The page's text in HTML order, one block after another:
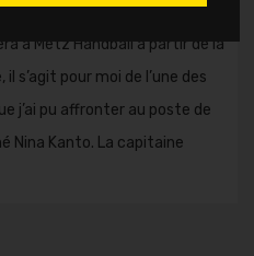
semaines, c’est désormais
à Metz Handball à partir de la
s’agit pour moi de l’une des
j’ai pu affronter au poste de
Nina Kanto. La capitaine